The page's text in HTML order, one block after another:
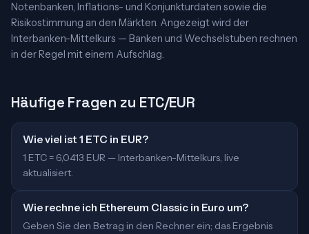
Notenbanken, Inflations- und Konjunkturdaten sowie die
Risikostimmung an den Märkten. Angezeigt wird der
Interbanken-Mittelkurs — Banken und Wechselstuben rechnen
in der Regel mit einem Aufschlag.
Häufige Fragen zu ETC/EUR
Wie viel ist 1 ETC in EUR?
1 ETC = 6,0413 EUR — Interbanken-Mittelkurs, live
aktualisiert.
Wie rechne ich Ethereum Classic in Euro um?
Geben Sie den Betrag in den Rechner ein; das Ergebnis